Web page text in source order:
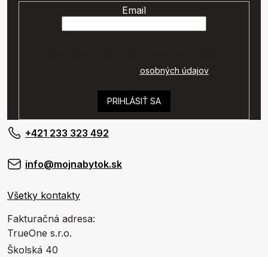
Email
osobných údajov.
PRIHLÁSIŤ SA
+421 233 323 492
info@mojnabytok.sk
Všetky kontakty
Fakturačná adresa:
TrueOne s.r.o.
Školská 40